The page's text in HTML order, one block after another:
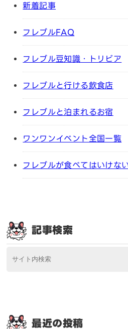
新着記事
フレブルFAQ
フレブル豆知識・トリビア
フレブルと行ける飲食店
フレブルと泊まれるお宿
ワンワンイベント全国一覧
フレブルが食べてはいけな
記事検索
最近の投稿